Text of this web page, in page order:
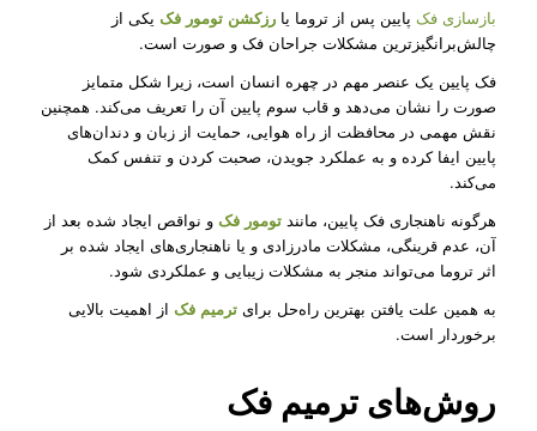
بازسازی فک پایین پس از تروما یا رزکشن تومور فکیکی از
چالش‌برانگیزترین مشکلات جراحان فک و صورت است.
فک پایین یک عنصر مهم در چهره انسان است، زیرا شکل متمایز
صورت را نشان می‌دهد و قاب سوم پایین آن را تعریف می‌کند. همچنین
نقش مهمی در محافظت از راه هوایی، حمایت از زبان و دندان‌های
پایین ایفا کرده و به عملکرد جویدن، صحبت کردن و تنفس کمک
می‌کند.
هرگونه ناهنجاری فک پایین، مانند تومور فکو نواقص ایجاد شده بعد از
آن، عدم قرینگی، مشکلات مادرزادی و یا ناهنجاری‌های ایجاد شده بر
اثر تروما می‌تواند منجر به مشکلات زیبایی و عملکردی شود.
به همین علت یافتن بهترین راه‌حل برای ترمیم فکاز اهمیت بالایی
برخوردار است.
روش‌های ترمیم فک